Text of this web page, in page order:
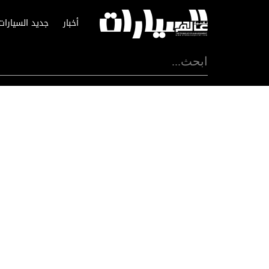
أخبار جديد